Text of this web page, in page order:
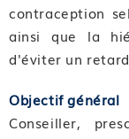
contraception
ainsi que la
d'éviter un
Objectif général
Conseiller,